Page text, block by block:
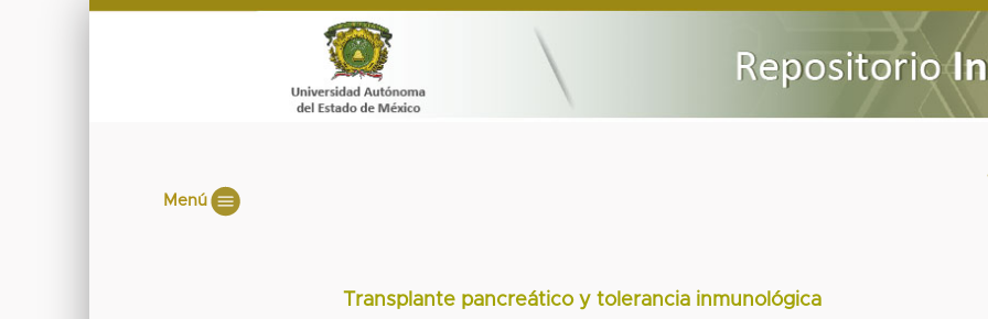
Menú
Transplante pancreático y tolerancia inmunológica